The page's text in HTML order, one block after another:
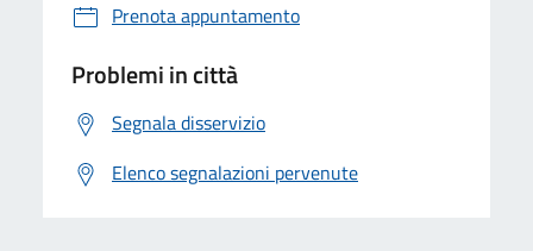
Prenota appuntamento
Problemi in città
Segnala disservizio
Elenco segnalazioni pervenute